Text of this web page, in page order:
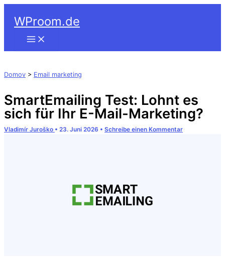
Inhalt
springen
WProom.de
Domov > Email marketing
SmartEmailing Test: Lohnt es
sich für Ihr E-Mail-Marketing?
Vladimír Juroško • 23. Juni 2026 • Schreibe einen Kommentar